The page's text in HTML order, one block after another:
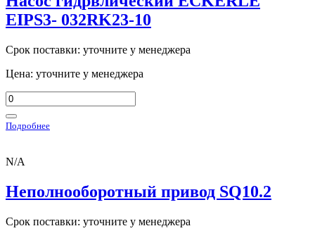
EIPS3- 032RK23-10
Срок поставки: уточните у менеджера
Цена: уточните у менеджера
Подробнее
N/A
Неполнооборотный привод SQ10.2
Срок поставки: уточните у менеджера